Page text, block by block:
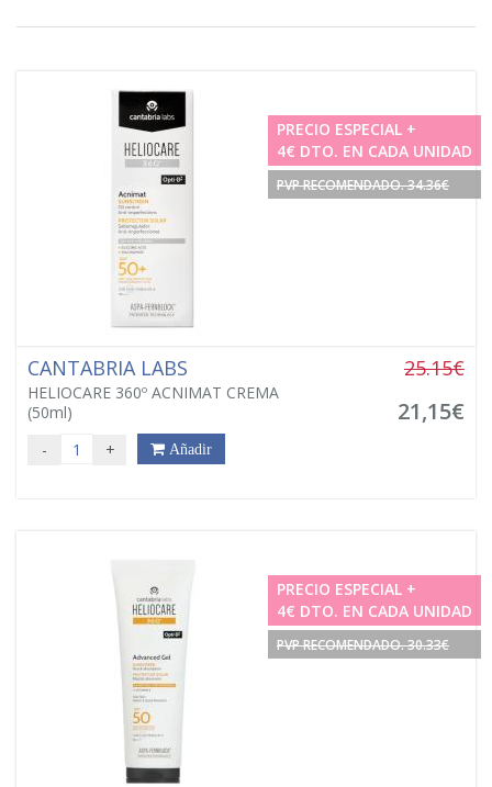
PRECIO ESPECIAL +
4€ DTO. EN CADA UNIDAD
PVP RECOMENDADO. 34.36€
CANTABRIA LABS
HELIOCARE 360º ACNIMAT CREMA
(50ml)
25.15€
21,15€
- + Añadir
PRECIO ESPECIAL +
4€ DTO. EN CADA UNIDAD
PVP RECOMENDADO. 30.33€